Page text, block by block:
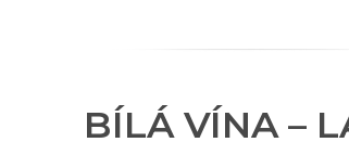
BÍLÁ VÍNA –